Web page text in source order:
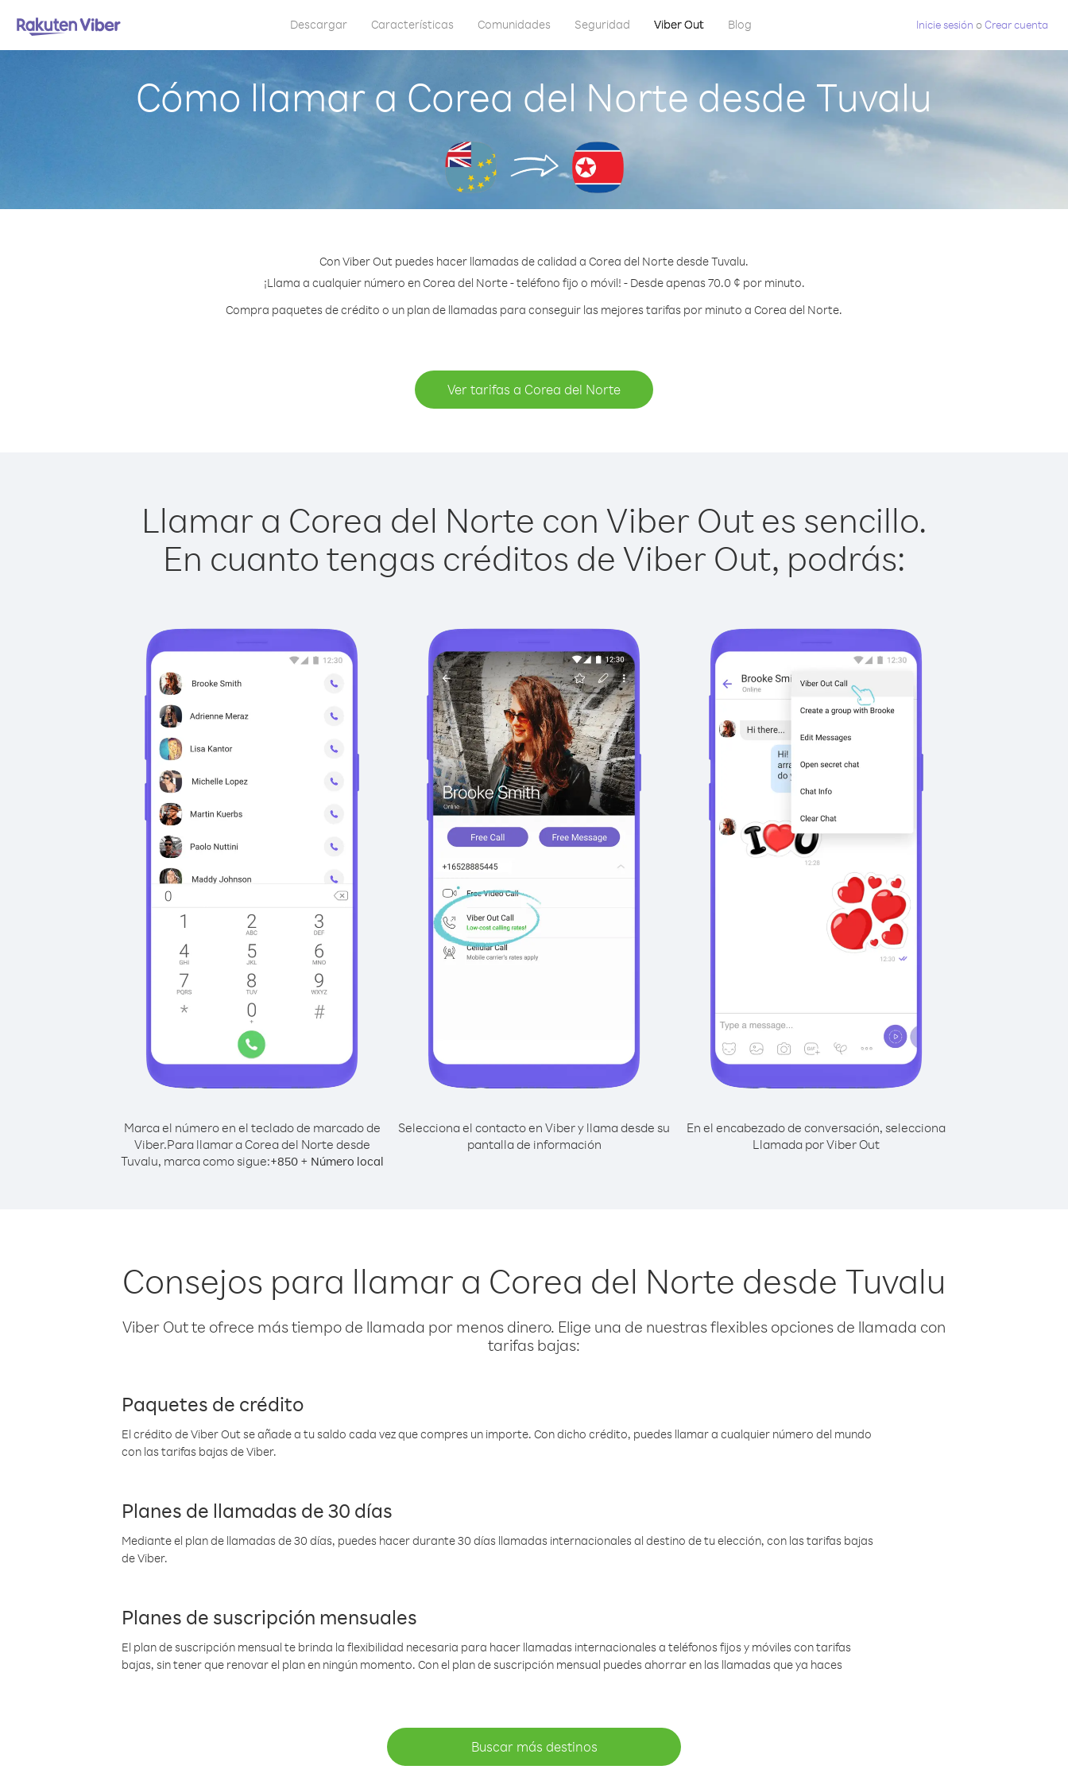
Descargar Características Comunidades Seguridad Viber Out Blog Inicie sesión oCrear cuenta
Cómo llamar a Corea del Norte desde Tuvalu
Con Viber Out puedes hacer llamadas de calidad a Corea del Norte desde Tuvalu.
¡Llama a cualquier número en Corea del Norte - teléfono fijo o móvil! - Desde apenas 70.0 ¢ por minuto.
Compra paquetes de crédito o un plan de llamadas para conseguir las mejores tarifas por minuto a Corea del Norte.
Ver tarifas a Corea del Norte
Llamar a Corea del Norte con Viber Out es sencillo.
En cuanto tengas créditos de Viber Out, podrás:
Marca el número en el teclado de marcado de
Viber.Para llamar a Corea del Norte desde
Tuvalu, marca como sigue:+850+ Número local
Selecciona el contacto en Viber y llama desde su
pantalla de información
En el encabezado de conversación, selecciona
Llamada por Viber Out
Consejos para llamar a Corea del Norte desde Tuvalu
Viber Out te ofrece más tiempo de llamada por menos dinero. Elige una de nuestras flexibles opciones de llamada con
tarifas bajas:
Paquetes de crédito
El crédito de Viber Out se añade a tu saldo cada vez que compres un importe. Con dicho crédito, puedes llamar a cualquier número del mundo
con las tarifas bajas de Viber.
Planes de llamadas de 30 días
Mediante el plan de llamadas de 30 días, puedes hacer durante 30 días llamadas internacionales al destino de tu elección, con las tarifas bajas
de Viber.
Planes de suscripción mensuales
El plan de suscripción mensual te brinda la flexibilidad necesaria para hacer llamadas internacionales a teléfonos fijos y móviles con tarifas
bajas, sin tener que renovar el plan en ningún momento. Con el plan de suscripción mensual puedes ahorrar en las llamadas que ya haces
Buscar más destinos